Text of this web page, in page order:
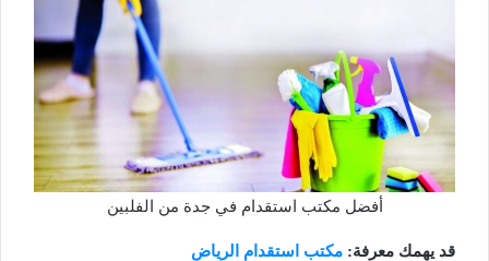
أفضل مكتب استقدام في جدة من الفلبين
قد يهمك معرفة: مكتب استقدام الرياض